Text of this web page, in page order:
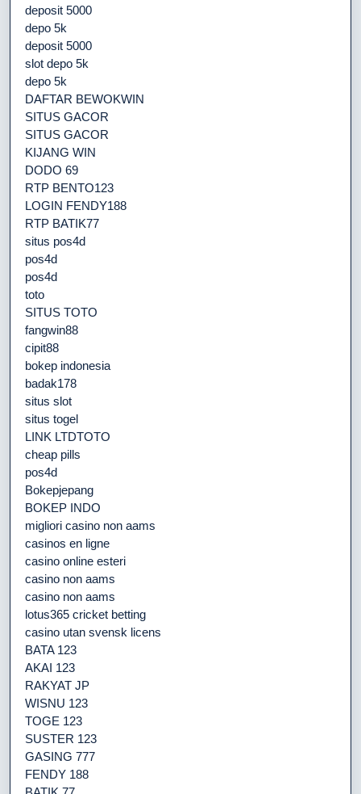
deposit 5000
depo 5k
deposit 5000
slot depo 5k
depo 5k
DAFTAR BEWOKWIN
SITUS GACOR
SITUS GACOR
KIJANG WIN
DODO 69
RTP BENTO123
LOGIN FENDY188
RTP BATIK77
situs pos4d
pos4d
pos4d
toto
SITUS TOTO
fangwin88
cipit88
bokep indonesia
badak178
situs slot
situs togel
LINK LTDTOTO
cheap pills
pos4d
Bokepjepang
BOKEP INDO
migliori casino non aams
casinos en ligne
casino online esteri
casino non aams
casino non aams
lotus365 cricket betting
casino utan svensk licens
BATA 123
AKAI 123
RAKYAT JP
WISNU 123
TOGE 123
SUSTER 123
GASING 777
FENDY 188